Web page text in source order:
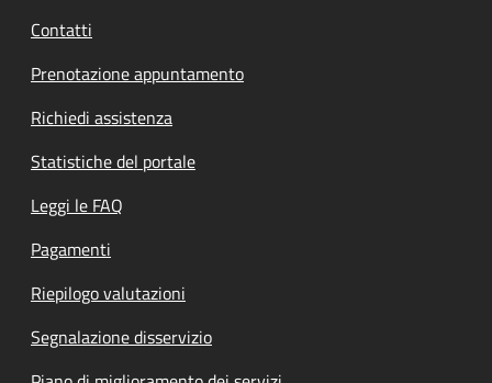
Contatti
Prenotazione appuntamento
Richiedi assistenza
Statistiche del portale
Leggi le FAQ
Pagamenti
Riepilogo valutazioni
Segnalazione disservizio